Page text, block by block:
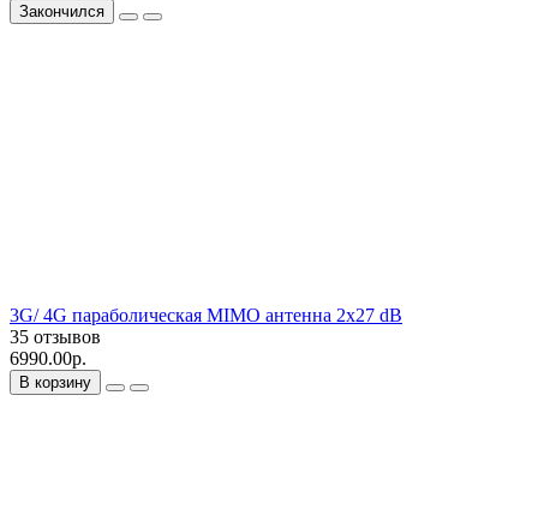
Закончился
3G/ 4G параболическая MIMO антенна 2x27 dB
35 отзывов
6990.00р.
В корзину